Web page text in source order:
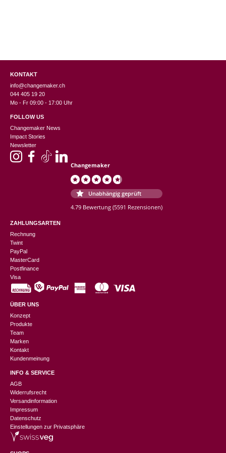
KONTAKT
info@changemaker.ch
044 405 19 20
Mo - Fr 09:00 - 17:00 Uhr
FOLLOW US
Changemaker News
Impact Stories
Newsletter
Changemaker
Unabhängig geprüft
4.79 Bewertung (5591 Rezensionen)
ZAHLUNGSARTEN
Rechnung
Twint
PayPal
MasterCard
Postfinance
Visa
ÜBER UNS
Konzept
Produkte
Team
Marken
Kontakt
Kundenmeinung
INFO & SERVICE
AGB
Widerrufsrecht
Versandinformation
Impressum
Datenschutz
Einstellungen zur Privatsphäre